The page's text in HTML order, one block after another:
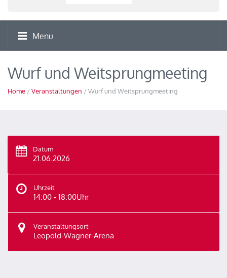
Menu
Wurf und Weitsprungmeeting
Home /Veranstaltungen / Wurf und Weitsprungmeeting
Datum
21.06.2026
Uhrzeit
14:00 - 18:00Uhr
Veranstaltungsort
Leopold-Wagner-Arena